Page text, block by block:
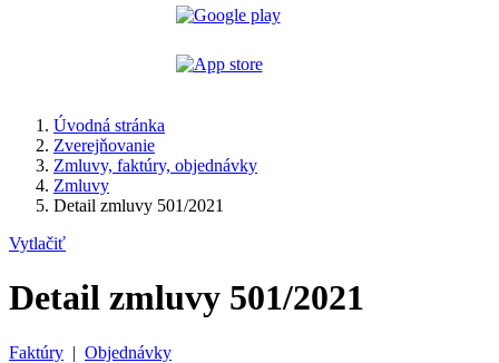
Úvodná stránka
Zverejňovanie
Zmluvy, faktúry, objednávky
Zmluvy
Detail zmluvy 501/2021
Vytlačiť
Detail zmluvy 501/2021
Faktúry | Objednávky